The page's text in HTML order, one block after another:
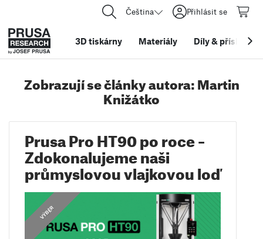
Čeština Přihlásit se
3D tiskárny Materiály Díly&
Zobrazují se články autora: Martin
Knižátko
Prusa Pro HT90 po roce –
Zdokonalujeme naši
průmyslovou vlajkovou loď
VÝBĚR